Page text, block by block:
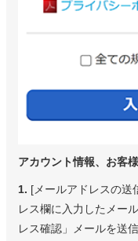
アカウント情報、お客
1. [メールアドレスの送
レス欄に入力したメー
レス確認」メールを送信